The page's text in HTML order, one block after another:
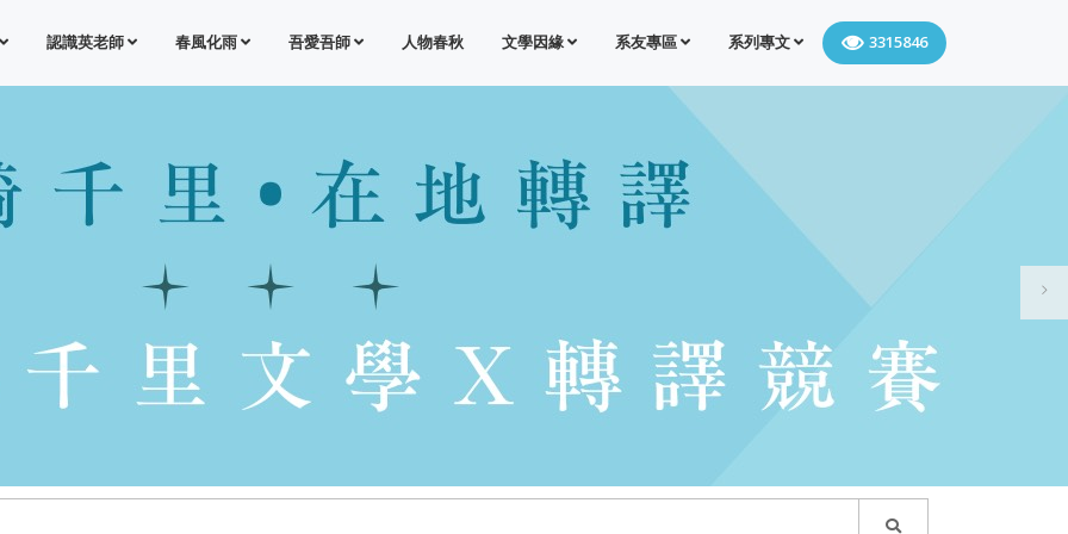
認識英老師 春風化雨 吾愛吾師 人物春秋 文學因緣 系友專區 系列專文 3315846
這次行程促使我回憶思考父親一生的業績。我的病也
一直在思考我們家族的歷史以及我對家族歷史應有的
責任。我不希望我與這個世界這段歷史的告別像是灰
飛煙滅。 影片來自於中華電視公司
22
JAN
第二屆英千里文學X轉譯競賽
22
OCT
哪裡？」，有機會抽中全聯禮卷！
（11/10截止）
【展覽】2024.5.21-6.23 再見巨